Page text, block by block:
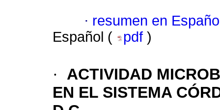
· resumen en
Español (
pdf )
·
ACTIVIDAD
EN EL SISTEMA